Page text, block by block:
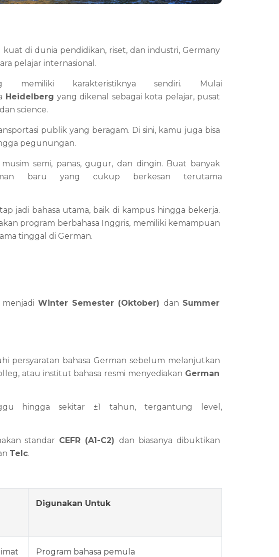
di dunia pendidikan, riset, dan industri, Germany
pelajar internasional.
memiliki karakteristiknya sendiri. Mulai
Heidelberg yang dikenal sebagai kota pelajar, pusat
science.
publik yang beragam. Di sini, kamu juga bisa
pegunungan.
semi, panas, gugur, dan dingin. Buat banyak
baru yang cukup berkesan terutama
jadi bahasa utama, baik di kampus hingga bekerja.
program berbahasa Inggris, memiliki kemampuan
tinggal di German.
Winter Semester (Oktober) dan Summer
persyaratan bahasa German sebelum melanjutkan
atau institut bahasa resmi menyediakan German
hingga sekitar ±1 tahun, tergantung level,
standar CEFR (A1-C2) dan biasanya dibuktikan
Telc.
Digunakan Untuk
Program bahasa pemula